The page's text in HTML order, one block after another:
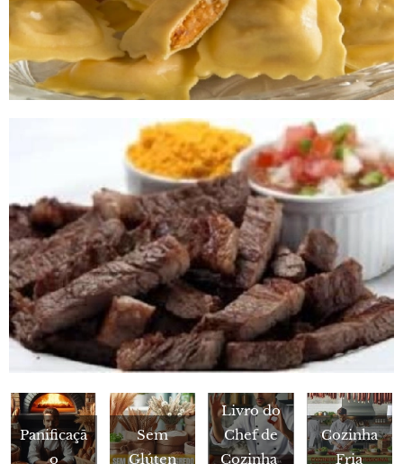
Panificaçã
o
Sem
Glúten
Livro do
Chef de
Cozinha
Cozinha
Fria
Manual
da